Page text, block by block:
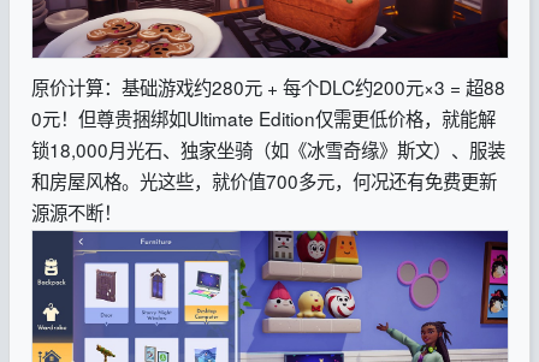
原价计算：基础游戏约280元 + 每个DLC约200元×3 = 超88
0元！但尊贵捆绑如Ultimate Edition仅需更低价格，就能解
锁18,000月光石、独家坐骑（如《冰雪奇缘》斯文）、服装
和房屋风格。光这些，就价值700多元，何况还有免费更新
源源不断！